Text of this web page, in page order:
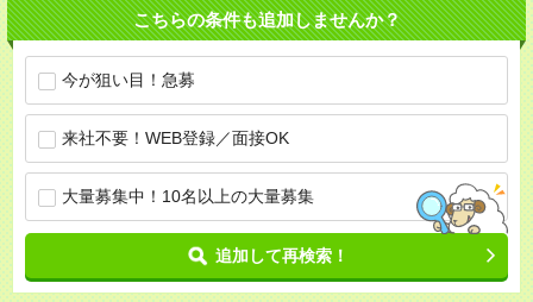
こちらの条件も追加しませんか？
今が狙い目！急募
来社不要！WEB登録／面接OK
大量募集中！10名以上の大量募集
追加して再検索！